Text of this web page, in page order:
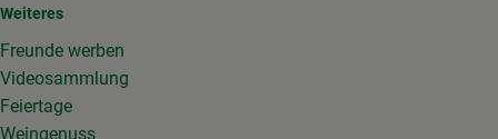
Weiteres
Freunde werben
Videosammlung
Feiertage
Weingenuss